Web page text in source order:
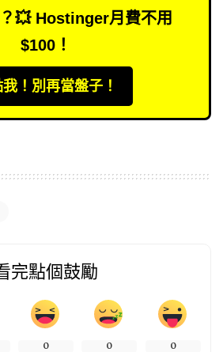
💥 Hostinger月費不用
$100！
我！別再當盤子！
完點個鼓勵
0 0 0